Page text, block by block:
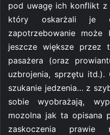
pod uwagę ich konflikt z
który oskarżali je
zapotrzebowanie może
jeszcze większe przez
pasażera (oraz
uzbrojenia, sprzętu itd.).
szukanie jedzenia… z
sobie wyobrażają,
mozolna jak ta opisana
zaskoczenia prawie